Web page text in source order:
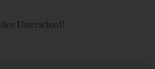
Unterschied!